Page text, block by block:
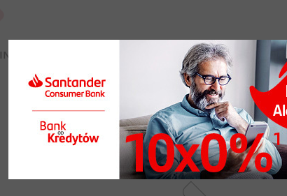
INSPIRATION